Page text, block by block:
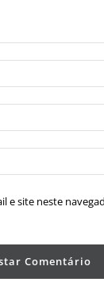
e site neste